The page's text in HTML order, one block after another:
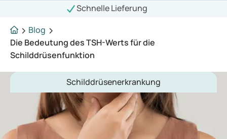
Blog
Die Bedeutung des TSH-Werts für die
Schilddrüsenfunktion
Schilddrüsenerkrankung